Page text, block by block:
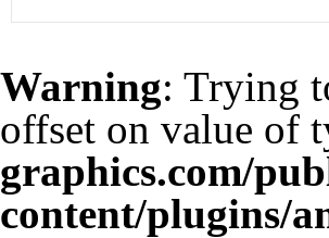
Warning: Trying
offset on value of
graphics.com/
content/plugins/